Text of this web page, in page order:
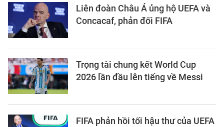
Liên đoàn Châu Á ủng hộ UEFA và
Concacaf, phản đối FIFA
Trọng tài chung kết World Cup
2026 lần đầu lên tiếng về Messi
FIFA phản hồi tối hậu thư của UEFA